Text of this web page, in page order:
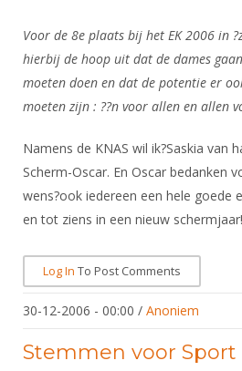
Voor de 8e plaats bij het EK 2006 in
hierbij de hoop uit dat de dames
moeten doen en dat de potentie er
moeten zijn : ??n voor allen en allen
Namens de KNAS wil ik?Saskia van
Scherm-Oscar. En Oscar bedanken
wens?ook iedereen een hele goede
en tot ziens in een nieuw schermjaar!
Log In To Post Comments
30-12-2006 - 00:00 / Anoniem
Stemmen voor Sport